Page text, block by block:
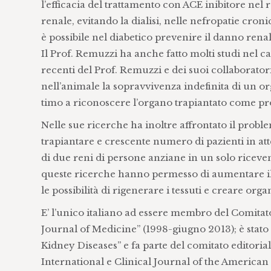
l’efficacia del trattamento con ACE inibitore
renale, evitando la dialisi, nelle nefropatie
è possibile nel diabetico prevenire il danno
Il Prof. Remuzzi ha anche fatto molti studi nel
recenti del Prof. Remuzzi e dei suoi
nell’animale la sopravvivenza indefinita di un
timo a riconoscere l’organo trapiantato come
Nelle sue ricerche ha inoltre affrontato il
trapiantare e crescente numero di pazienti in
di due reni di persone anziane in un solo
queste ricerche hanno permesso di
le possibilità di rigenerare i tessuti e creare
E’ l’unico italiano ad essere membro del
Journal of Medicine” (1998-giugno 2013); è
Kidney Diseases” e fa parte del comitato
International e Clinical Journal of the American